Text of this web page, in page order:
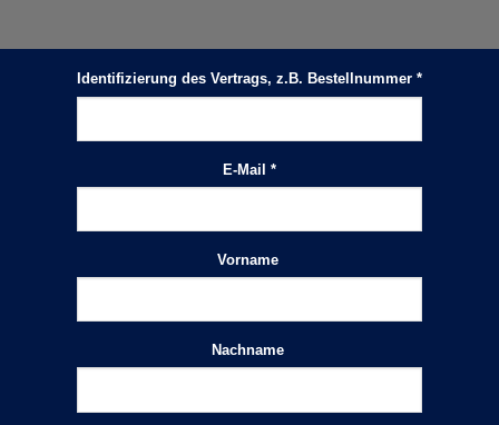
Identifizierung des Vertrags, z.B. Bestellnummer *
E-Mail *
E-
Mail
Vorname
Nachname